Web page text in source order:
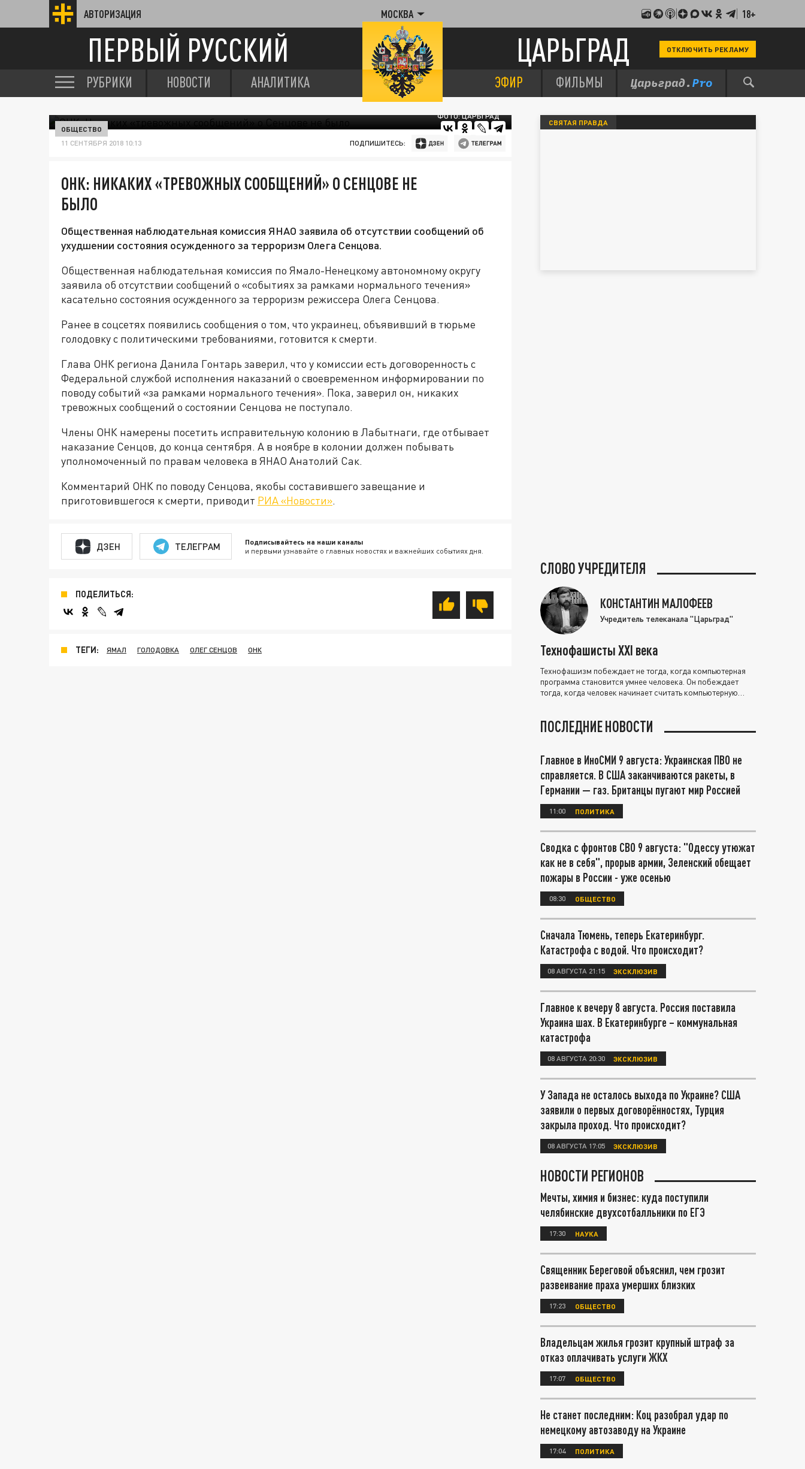
АВТОРИЗАЦИЯ МОСКВА 18+
ПЕРВЫЙ РУССКИЙ ЦАРЬГРАД ОТКЛЮЧИТЬ РЕКЛАМУ
РУБРИКИ НОВОСТИ АНАЛИТИКА ЭФИР ФИЛЬМЫ
ФОТО: ЦАРЬГРАД
ОБЩЕСТВО
11 СЕНТЯБРЯ 2018 10:13 ПОДПИШИТЕСЬ:
ОНК: НИКАКИХ «ТРЕВОЖНЫХ СООБЩЕНИЙ» О СЕНЦОВЕ НЕ
БЫЛО
Общественная наблюдательная комиссия ЯНАО заявила об отсутствии сообщений об
ухудшении состояния осужденного за терроризм Олега Сенцова.
Общественная наблюдательная комиссия по Ямало-Ненецкому автономному округу
заявила об отсутствии сообщений о «событиях за рамками нормального течения»
касательно состояния осужденного за терроризм режиссера Олега Сенцова.
Ранее в соцсетях появились сообщения о том, что украинец, объявивший в тюрьме
голодовку с политическими требованиями, готовится к смерти.
Глава ОНК региона Данила Гонтарь заверил, что у комиссии есть договоренность с
Федеральной службой исполнения наказаний о своевременном информировании по
поводу событий «за рамками нормального течения». Пока, заверил он, никаких
тревожных сообщений о состоянии Сенцова не поступало.
Члены ОНК намерены посетить исправительную колонию в Лабытнаги, где отбывает
наказание Сенцов, до конца сентября. А в ноябре в колонии должен побывать
уполномоченный по правам человека в ЯНАО Анатолий Сак.
Комментарий ОНК по поводу Сенцова, якобы составившего завещание и
приготовившегося к смерти, приводит РИА «Новости».
ДЗЕН ТЕЛЕГРАМ Подписывайтесь на наши каналы
и первыми узнавайте о главных новостях и важнейших событиях дня.
ПОДЕЛИТЬСЯ:
ТЕГИ: ЯМАЛ ГОЛОДОВКА ОЛЕГ СЕНЦОВ ОНК
СВЯТАЯ ПРАВДА
СЛОВО УЧРЕДИТЕЛЯ
КОНСТАНТИН МАЛОФЕЕВ
Учредитель телеканала "Царьград"
Технофашисты XXI века
Технофашизм побеждает не тогда, когда компьютерная
программа становится умнее человека. Он побеждает
тогда, когда человек начинает считать компьютерную
ПОСЛЕДНИЕ НОВОСТИ
Главное в ИноСМИ 9 августа: Украинская ПВО не
справляется. В США заканчиваются ракеты, в
Германии — газ. Британцы пугают мир Россией
11:00 ПОЛИТИКА
Сводка с фронтов СВО 9 августа: "Одессу утюжат
как не в себя", прорыв армии, Зеленский обещает
пожары в России - уже осенью
08:30 ОБЩЕСТВО
Сначала Тюмень, теперь Екатеринбург.
Катастрофа с водой. Что происходит?
08 АВГУСТА 21:15 ЭКСКЛЮЗИВ
Главное к вечеру 8 августа. Россия поставила
Украина шах. В Екатеринбурге – коммунальная
катастрофа
08 АВГУСТА 20:30 ЭКСКЛЮЗИВ
У Запада не осталось выхода по Украине? США
заявили о первых договорённостях, Турция
закрыла проход. Что происходит?
08 АВГУСТА 17:05 ЭКСКЛЮЗИВ
НОВОСТИ РЕГИОНОВ
Мечты, химия и бизнес: куда поступили
челябинские двухсотбалльники по ЕГЭ
17:30 НАУКА
Священник Береговой объяснил, чем грозит
развеивание праха умерших близких
17:23 ОБЩЕСТВО
Владельцам жилья грозит крупный штраф за
отказ оплачивать услуги ЖКХ
17:07 ОБЩЕСТВО
Не станет последним: Коц разобрал удар по
немецкому автозаводу на Украине
17:04 ПОЛИТИКА